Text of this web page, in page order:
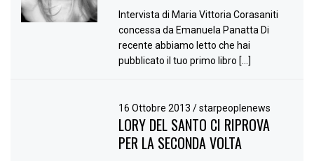
Intervista di Maria Vittoria Corasaniti
concessa da Emanuela Panatta Di
recente abbiamo letto che hai
pubblicato il tuo primo libro […]
16 Ottobre 2013/ starpeoplenews
LORY DEL SANTO CI RIPROVA
PER LA SECONDA VOLTA